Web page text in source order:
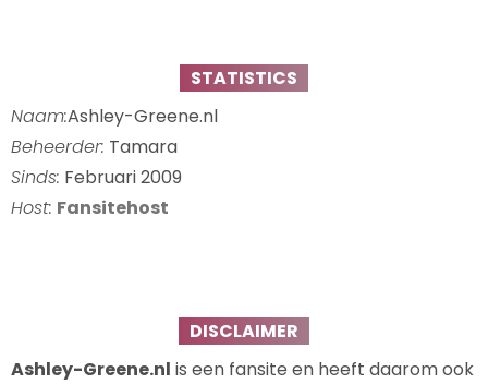
STATISTICS
Naam:Ashley-Greene.nl
Beheerder: Tamara
Sinds: Februari 2009
Host: Fansitehost
DISCLAIMER
Ashley-Greene.nl is een fansite en heeft daarom ook